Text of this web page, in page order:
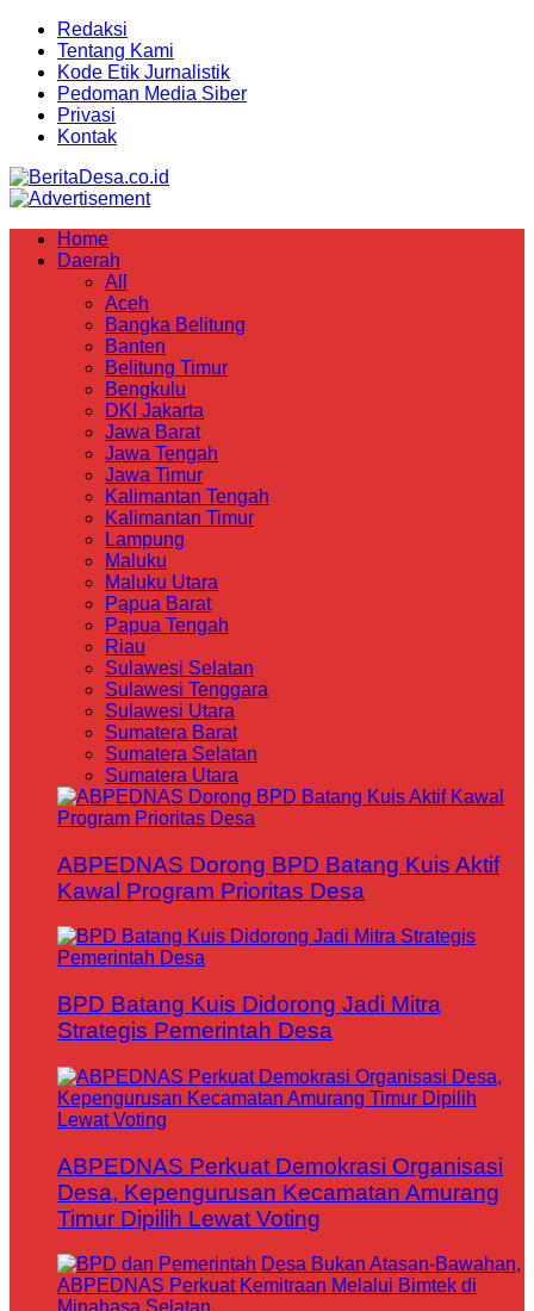
Redaksi
Tentang Kami
Kode Etik Jurnalistik
Pedoman Media Siber
Privasi
Kontak
Home
Daerah
All
Aceh
Bangka Belitung
Banten
Belitung Timur
Bengkulu
DKI Jakarta
Jawa Barat
Jawa Tengah
Jawa Timur
Kalimantan Tengah
Kalimantan Timur
Lampung
Maluku
Maluku Utara
Papua Barat
Papua Tengah
Riau
Sulawesi Selatan
Sulawesi Tenggara
Sulawesi Utara
Sumatera Barat
Sumatera Selatan
Sumatera Utara
ABPEDNAS Dorong BPD Batang Kuis Aktif
Kawal Program Prioritas Desa
BPD Batang Kuis Didorong Jadi Mitra
Strategis Pemerintah Desa
ABPEDNAS Perkuat Demokrasi Organisasi
Desa, Kepengurusan Kecamatan Amurang
Timur Dipilih Lewat Voting